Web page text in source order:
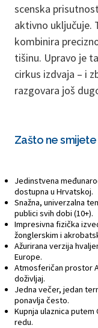
scenska
aktivno uključuje.
kombinira
tišinu. Upravo je
cirkus izdvaja – i
razgovara još
Zašto ne
Jedinstvena
dostupna u Hrvatskoj.
Snažna, univerzalna
publici svih dobi (10+).
Impresivna fizička
žonglerskim i
Ažurirana verzija
Europe.
Atmosferičan prostor
doživljaj.
Jedna večer, jedan
ponavlja često.
Kupnja ulaznica
redu.